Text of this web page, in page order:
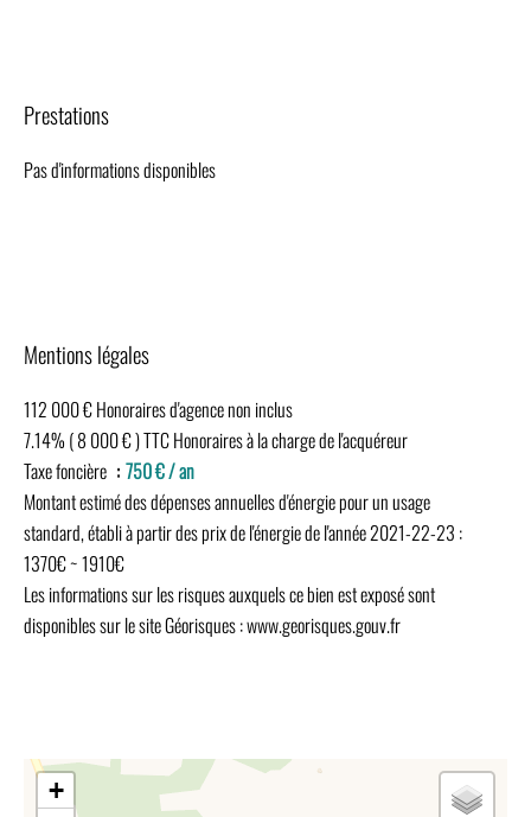
Prestations
Pas d'informations disponibles
Mentions légales
112 000 € Honoraires d'agence non inclus
7.14% ( 8 000 € ) TTC Honoraires à la charge de l'acquéreur
Taxe foncière
750 € / an
Montant estimé des dépenses annuelles d'énergie pour un usage
standard, établi à partir des prix de l'énergie de l'année 2021-22-23 :
1370€ ~ 1910€
Les informations sur les risques auxquels ce bien est exposé sont
disponibles sur le site Géorisques : www.georisques.gouv.fr
+